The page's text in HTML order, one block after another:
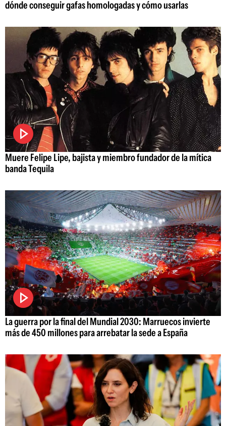
dónde conseguir gafas homologadas y cómo usarlas
Muere Felipe Lipe, bajista y miembro fundador de la mítica
banda Tequila
La guerra por la final del Mundial 2030: Marruecos invierte
más de 450 millones para arrebatar la sede a España